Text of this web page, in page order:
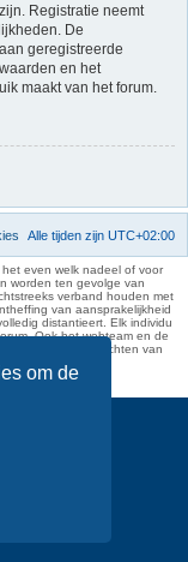
om de
Registratie neemt
De
geregistreerde
en het
maakt van het forum.
Alle tijden zijn UTC+02:00
even welk nadeel of voor
worden ten gevolge van
verband houden met
van aansprakelijkheid
distantieert. Elk individu
Ook het webteam en de
de inhoud van berichten van
paul999